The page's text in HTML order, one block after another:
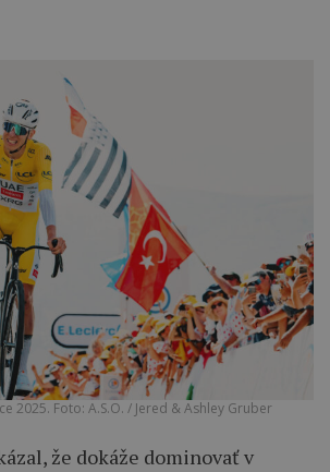
2025. Foto: A.S.O. / Jered & Ashley Gruber
že dokáže dominovať v